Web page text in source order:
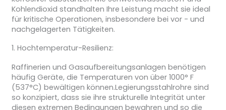
Kohlendioxid standhalten Ihre Leistung macht sie ideal
für kritische Operationen, insbesondere bei vor - und
nachgelagerten Tätigkeiten.
1. Hochtemperatur-Resilienz:
Raffinerien und Gasaufbereitungsanlagen benötigen
häufig Geräte, die Temperaturen von über 1000° F
(537°C) bewältigen können.Legierungsstahlrohre sind
so konzipiert, dass sie ihre strukturelle Integrität unter
diesen extremen Bedingungen bewahren und so die